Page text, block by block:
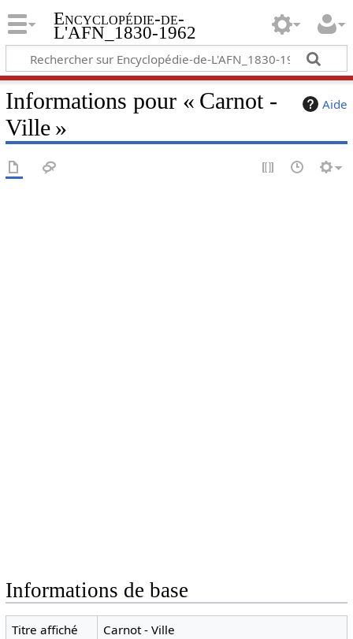
Encyclopédie-de-
L'AFN_1830-1962
Aide
Informations pour « Carnot -
Ville »
Informations de base
Titre affiché
Carnot - Ville